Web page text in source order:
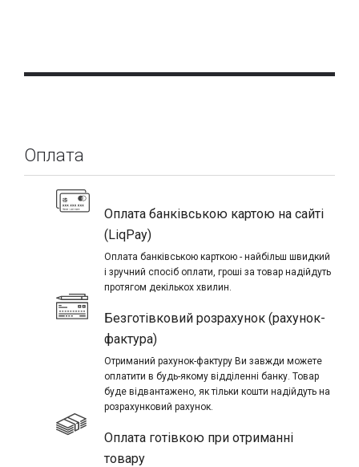
Оплата
Оплата банківською картою на сайті
(LiqPay)
Оплата банківською карткою - найбільш швидкий
і зручний спосіб оплати, гроші за товар надійдуть
протягом декількох хвилин.
Безготівковий розрахунок (рахунок-
фактура)
Отриманий рахунок-фактуру Ви завжди можете
оплатити в будь-якому відділенні банку. Товар
буде відвантажено, як тільки кошти надійдуть на
розрахунковий рахунок.
Оплата готівкою при отриманні
товару